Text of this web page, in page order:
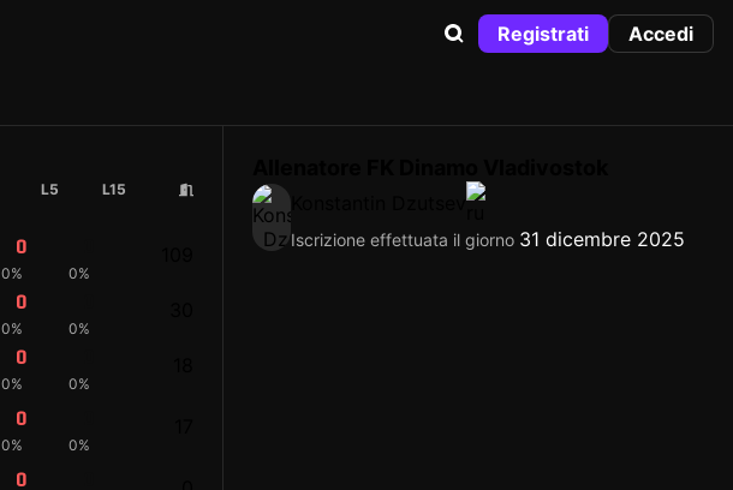
Registrati Accedi
L5 L15
0
0% 0%
0
0% 0%
0
0% 0%
0
0% 0%
0
Iscrizione effettuata il giorno 31 dicembre 2025